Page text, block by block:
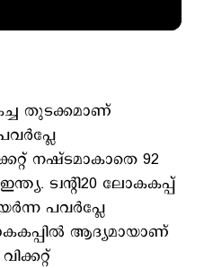
തുടക്കമാണ്
നഷ്ടമാകാതെ 92
ട്വന്റി20 ലോകകപ്പ്
പവർപ്ലേ
ആദ്യമായാണ്